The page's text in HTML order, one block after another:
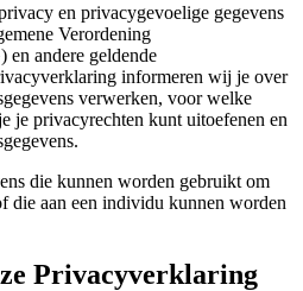
en privacygevoelige gegevens
Verordening
en andere geldende
informeren wij je over
verwerken, voor welke
je privacyrechten kunt uitoefenen en
die kunnen worden gebruikt om
die aan een individu kunnen worden
Privacyverklaring